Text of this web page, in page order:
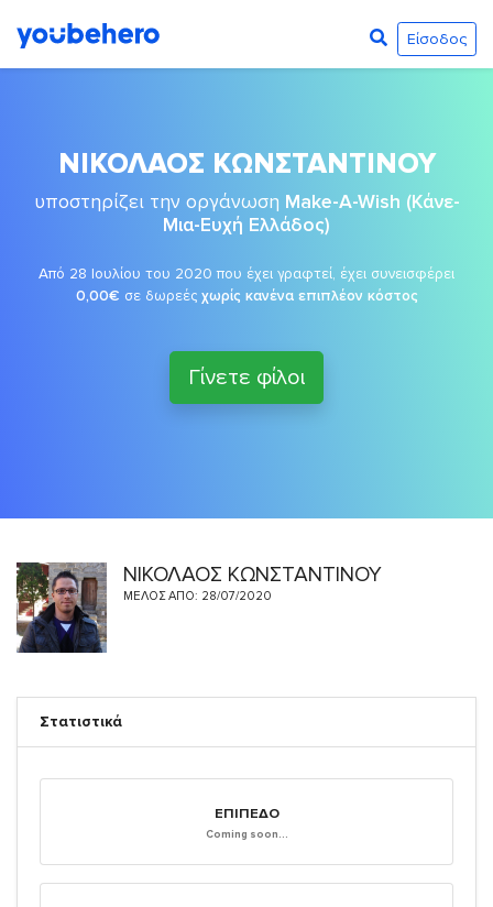
Είσοδος
ΝΙΚΟΛΑΟΣ ΚΩΝΣΤΑΝΤΙΝΟΥ
υποστηρίζει την οργάνωση Make-A-Wish (Κάνε-
Μια-Ευχή Ελλάδος)
Από 28 Ιουλίου του 2020 που έχει γραφτεί, έχει συνεισφέρει
0,00€ σε δωρεές χωρίς κανένα επιπλέον κόστος
Γίνετε φίλοι
ΝΙΚΟΛΑΟΣ ΚΩΝΣΤΑΝΤΙΝΟΥ
ΜΈΛΟΣ ΑΠΌ: 28/07/2020
Στατιστικά
ΕΠΊΠΕΔΟ
Coming soon...